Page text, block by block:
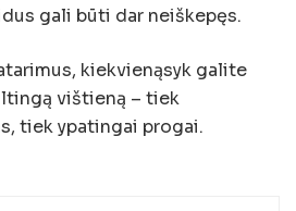
gali būti dar neiškepęs.
kiekvienąsyk galite
vištieną – tiek
tiek ypatingai progai.